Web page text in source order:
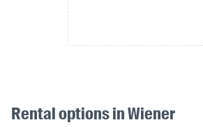
Rental options in Wiener